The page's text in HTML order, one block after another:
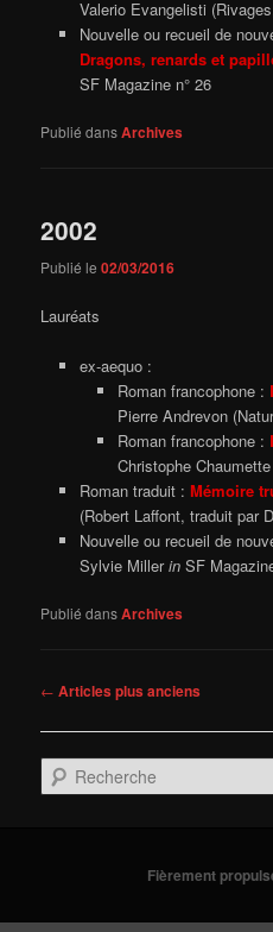
Valerio Evangelisti
Nouvelle ou recueil de
Dragons, renards et
SF Magazine n° 26
Publié dansArchives
2002
Publié le02/03/2016
Lauréats
ex-aequo :
Roman francophone :
Pierre Andrevon
Roman francophone :
Christophe
Roman traduit : Mémoire
(Robert Laffont, traduit par
Nouvelle ou recueil de
Sylvie MillerinSF
Publié dansArchives
Navigation
articles
← Articles plus anciens
e
h
Fièrement